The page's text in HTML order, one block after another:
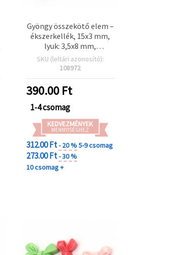
Gyöngy összekötő elem –
ékszerkellék, 15x3 mm,
lyuk: 3,5x8 mm,
krémszínű – 50 db
SKU (leltári azonosító):
108972
390.00Ft
1-4 csomag
KEDVEZMÉNYEK
MENNYISÉGHEZ
312.00 Ft- 20 %5-9 csomag
273.00 Ft- 30 %
10 csomag +